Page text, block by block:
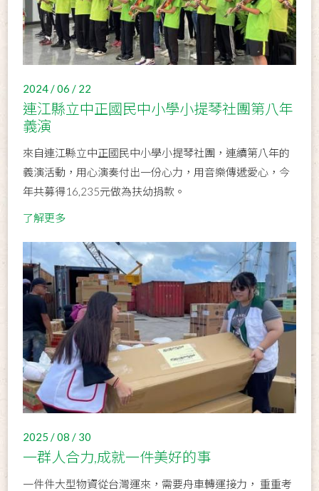
2024 / 06 / 22
連江縣立中正國民中小學小提琴社團第八年
義演
來自連江縣立中正國民中小學小提琴社團，連續第八年的
義演活動，用心演奏付出一份心力，用音樂傳遞愛心，今
年共募得16,235元做為扶幼捐款。
了解更多
2025 / 08 / 30
一群人合力,成就一件美好的事
一件件大型物資從台灣運來，需要舟車轉運接力， 重重考